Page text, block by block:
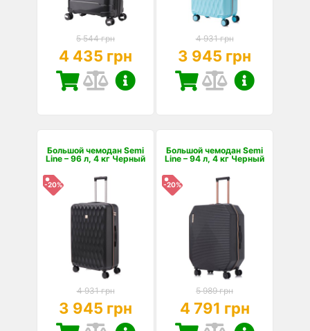
5 544 грн
4 435 грн
4 931 грн
3 945 грн
Большой чемодан Semi
Line – 96 л, 4 кг Черный
-20%
4 931 грн
3 945 грн
Большой чемодан Semi
Line – 94 л, 4 кг Черный
-20%
5 989 грн
4 791 грн